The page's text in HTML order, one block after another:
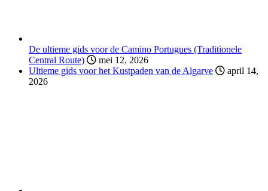
De ultieme gids voor de Camino Portugues (Traditionele
Central Route)
mei 12, 2026
Ultieme gids voor het Kustpaden van de Algarve
april 14,
2026